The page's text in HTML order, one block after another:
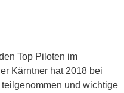
Top Piloten im
Kärntner hat 2018 bei
und wichtige